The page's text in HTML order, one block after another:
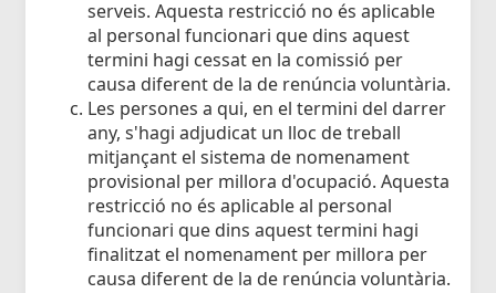
serveis. Aquesta restricció no és aplicable
al personal funcionari que dins aquest
termini hagi cessat en la comissió per
causa diferent de la de renúncia voluntària.
Les persones a qui, en el termini del darrer
any, s'hagi adjudicat un lloc de treball
mitjançant el sistema de nomenament
provisional per millora d'ocupació. Aquesta
restricció no és aplicable al personal
funcionari que dins aquest termini hagi
finalitzat el nomenament per millora per
causa diferent de la de renúncia voluntària.